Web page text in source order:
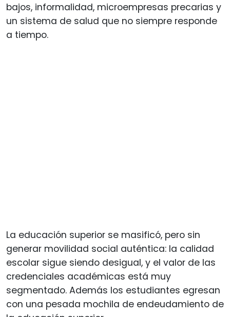
bajos, informalidad, microempresas precarias y
un sistema de salud que no siempre responde
a tiempo.
La educación superior se masificó, pero sin
generar movilidad social auténtica: la calidad
escolar sigue siendo desigual, y el valor de las
credenciales académicas está muy
segmentado. Además los estudiantes egresan
con una pesada mochila de endeudamiento de